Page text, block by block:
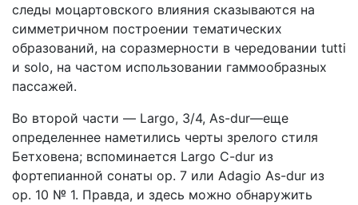
следы моцартовского влияния сказываются на
симметричном построении тематических
образований, на соразмерности в чередовании tutti
и solo, на частом использовании гаммообразных
пассажей.
Во второй части — Largo, 3/4, As-dur—еще
определеннее наметились черты зрелого стиля
Бетховена; вспоминается Largo C-dur из
фортепианной сонаты ор. 7 или Adagio As-dur из
ор. 10 № 1. Правда, и здесь можно обнаружить